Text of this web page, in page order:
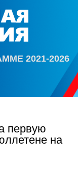
2021-2026
первую
на